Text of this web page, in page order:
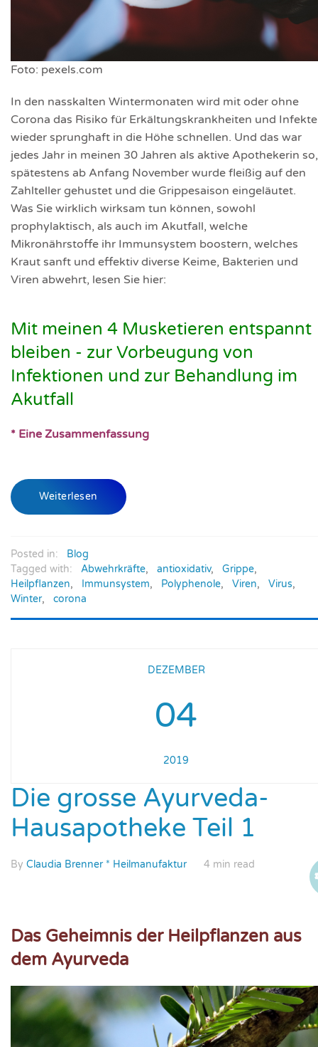
Foto: pexels.com
In den nasskalten Wintermonaten wird mit oder ohne
Corona das Risiko für Erkältungskrankheiten und Infekte
wieder sprunghaft in die Höhe schnellen. Und das war
jedes Jahr in meinen 30 Jahren als aktive Apothekerin so,
spätestens ab Anfang November wurde fleißig auf den
Zahlteller gehustet und die Grippesaison eingeläutet.
Was Sie wirklich wirksam tun können, sowohl
prophylaktisch, als auch im Akutfall, welche
Mikronährstoffe ihr Immunsystem boostern, welches
Kraut sanft und effektiv diverse Keime, Bakterien und
Viren abwehrt, lesen Sie hier:
Mit meinen 4 Musketieren entspannt
bleiben - zur Vorbeugung von
Infektionen und zur Behandlung im
Akutfall
* Eine Zusammenfassung
Weiterlesen
Posted in:
Blog
Tagged with:
Abwehrkräfte, antioxidativ, Grippe,
Heilpflanzen, Immunsystem, Polyphenole, Viren, Virus,
Winter, corona
DEZEMBER
04
2019
Die grosse Ayurveda-
Hausapotheke Teil 1
By Claudia Brenner * Heilmanufaktur 4 min read
Das Geheimnis der Heilpflanzen aus
dem Ayurveda